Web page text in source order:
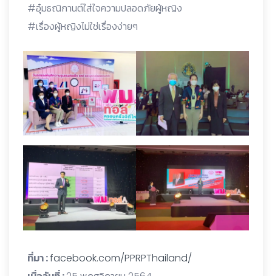
#อุ๋มธณิกานต์ใส่ใจความปลอดภัยผู้หญิง
#เรื่องผู้หญิงไม่ใช่เรื่องง่ายๆ
ที่มา :facebook.com/PPRPThailand/